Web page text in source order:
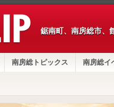
鋸南町、南房総市、
南房総トピックス 南房総イ